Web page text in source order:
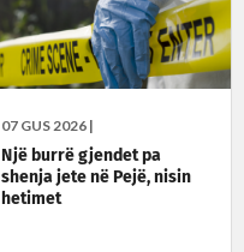
07 GUS 2026 |
Një burrë gjendet pa
shenja jete në Pejë, nisin
hetimet